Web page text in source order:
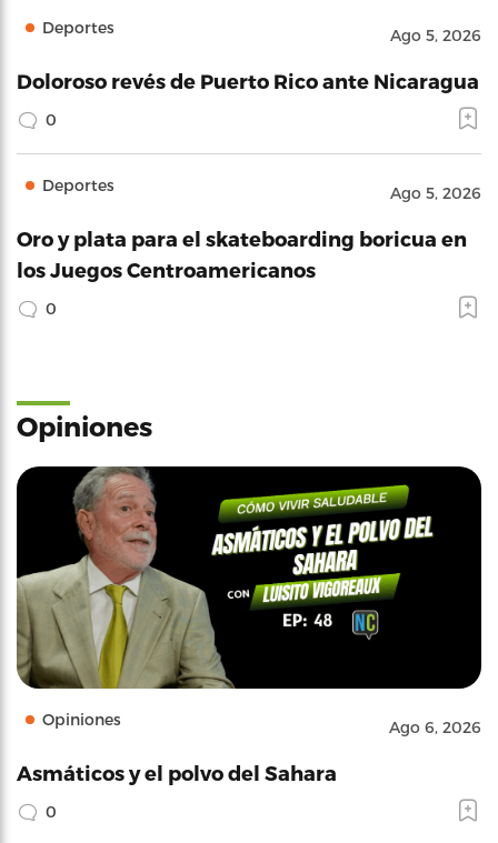
Deportes Ago 5, 2026
Doloroso revés de Puerto Rico ante Nicaragua
0
Deportes Ago 5, 2026
Oro y plata para el skateboarding boricua en
los Juegos Centroamericanos
0
Opiniones
Opiniones Ago 6, 2026
Asmáticos y el polvo del Sahara
0